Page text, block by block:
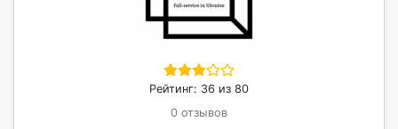
Рейтинг: 36 из 80
0 отзывов